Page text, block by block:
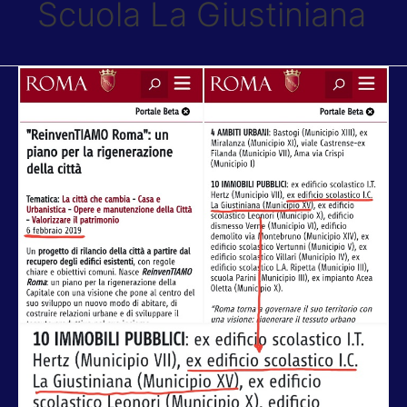
Scuola La Giustiniana
SCUOLA.
TORQUATI
“IL
BANDO
PUBBLICO
DELLA
RAGGI
COMPRENDE
VIA
GIGLIO?”